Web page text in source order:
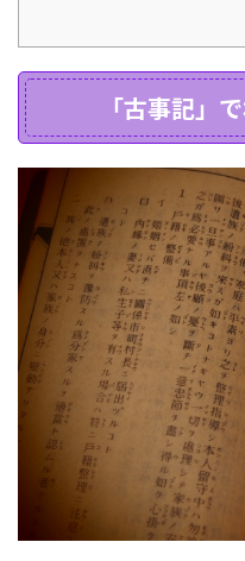
「古事記」